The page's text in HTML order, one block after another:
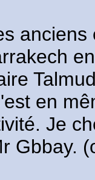
en
Je
Gbbay.